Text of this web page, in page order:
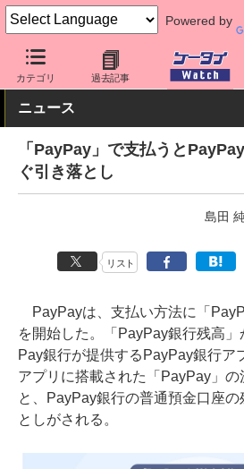
Powered by
カテゴリ 過去記事
ケータイ Watch アプリ・サービス 決
ニュース
「PayPay」で支払うと
ぐ引き落とし
島田
リスト
PayPayは、支払い方法に「
を開始した。「PayPay銀行残高
Pay銀行が提供するPayPay銀行ア
アプリに搭載された「PayPay」
と、PayPay銀行の普通預金口座
としがされる。